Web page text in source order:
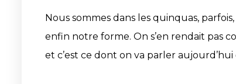
Nous sommes dans les quinquas,
enfin notre forme. On s’en rendait pas
et c’est ce dont on va parler